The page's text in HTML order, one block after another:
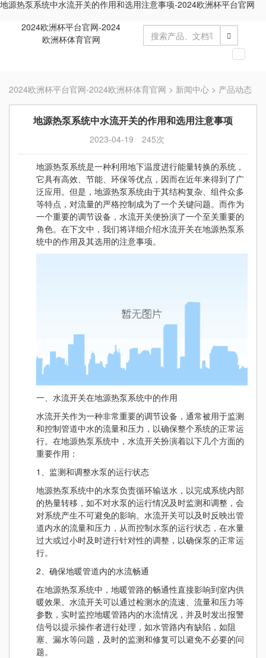
地源热泵系统中水流开关的作用和选用注意事项-2024欧洲杯平台官网
2024欧洲杯平台官网-2024
欧洲杯体育官网
切
导
航
2024欧洲杯平台官网-2024欧洲杯体育官网 > 新闻中心 > 产品动态
地源热泵系统中水流开关的作用和选用注意事项
2023-04-19 245次
地源热泵系统是一种利用地下温度进行能量转换的系统，
它具有高效、节能、环保等优点，因而在近年来得到了广
泛应用。但是，地源热泵系统由于其结构复杂、组件众多
等特点，对流量的严格控制成为了一个关键问题。而作为
一个重要的调节设备，水流开关便扮演了一个至关重要的
角色。在下文中，我们将详细介绍水流开关在地源热泵系
统中的作用及其选用的注意事项。
一、水流开关在地源热泵系统中的作用
水流开关作为一种非常重要的调节设备，通常被用于监测
和控制管道中水的流量和压力，以确保整个系统的正常运
行。在地源热泵系统中，水流开关扮演着以下几个方面的
重要作用：
1、监测和调整水泵的运行状态
地源热泵系统中的水泵负责循环输送水，以完成系统内部
的热量转移，如不对水泵的运行情况及时监测和调整，会
对系统产生不可避免的影响。水流开关可以及时反映出管
道内水的流量和压力，从而控制水泵的运行状态，在水量
过大或过小时及时进行针对性的调整，以确保泵的正常运
行。
2、确保地暖管道内的水流畅通
在地源热泵系统中，地暖管路的畅通性直接影响到室内供
暖效果。水流开关可以通过检测水的流速、流量和压力等
参数，实时监控地暖管路内的水流情况，并及时发出报警
信号以提示操作者进行处理，如水管路内有缺陷，如阻
塞、漏水等问题，及时的监测和修复可以避免不必要的问
题。